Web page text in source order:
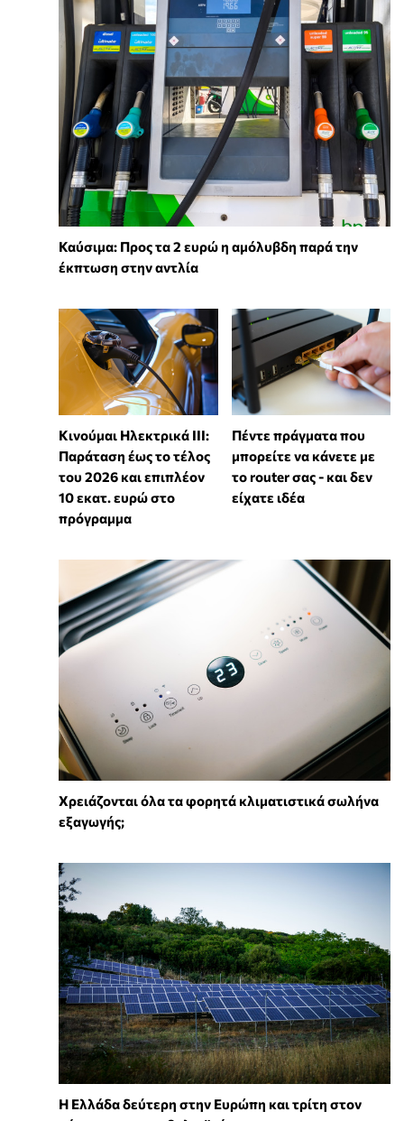
Καύσιμα: Προς τα 2 ευρώ η αμόλυβδη παρά την
έκπτωση στην αντλία
Κινούμαι Ηλεκτρικά ΙΙΙ:
Παράταση έως το τέλος
του 2026 και επιπλέον
10 εκατ. ευρώ στο
πρόγραμμα
Πέντε πράγματα που
μπορείτε να κάνετε με
το router σας - και δεν
είχατε ιδέα
Χρειάζονται όλα τα φορητά κλιματιστικά σωλήνα
εξαγωγής;
Η Ελλάδα δεύτερη στην Ευρώπη και τρίτη στον